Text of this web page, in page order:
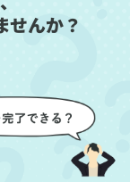
しっかり説明
けたので、こ
感を持って作
ことができま
出しの際も、
つけないよう
意を払ってい
全体がスムー
ていくのがと
せんか？